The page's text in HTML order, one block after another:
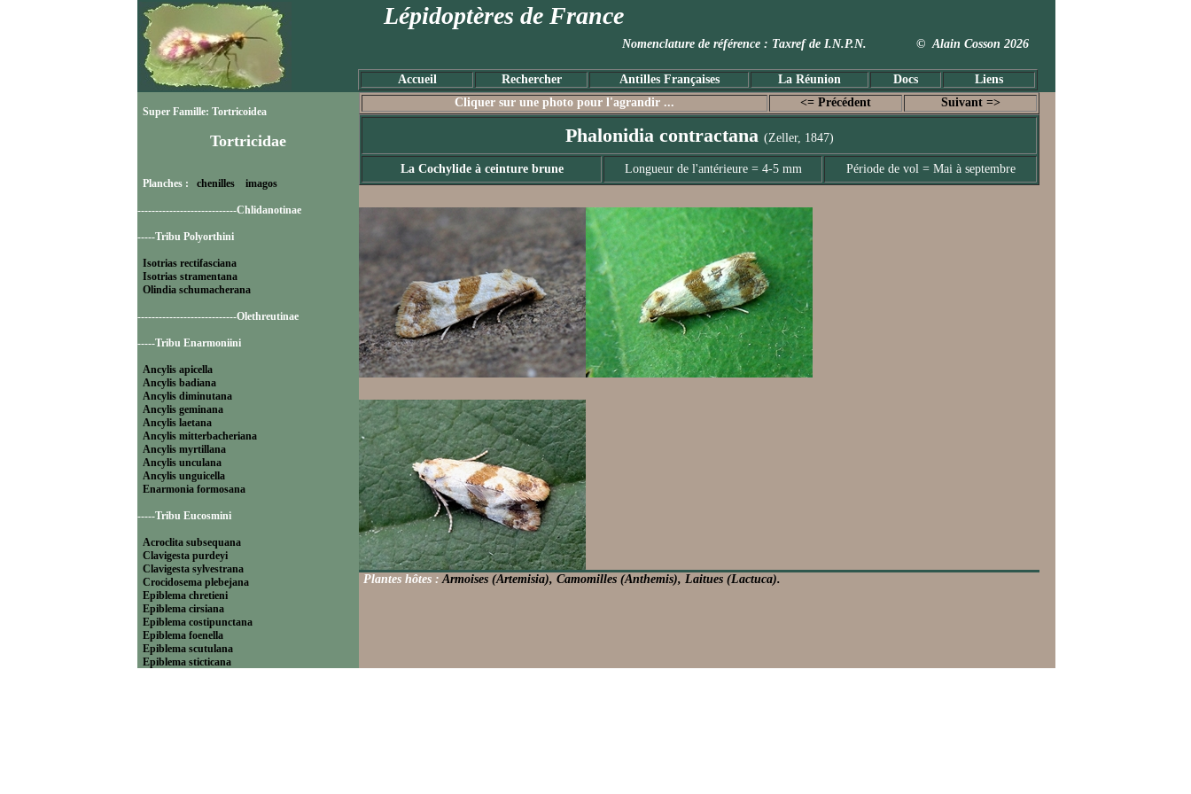
Lépidoptères de France
Nomenclature de référence : Taxref de I.N.P.N. © Alain Cosson 2026
Accueil Rechercher Antilles Françaises La Réunion Docs Liens
Super Famille: Tortricoidea
Tortricidae
Planches : chenilles imagos
----------------------------Chlidanotinae
-----Tribu Polyorthini
Isotrias rectifasciana
Isotrias stramentana
Olindia schumacherana
----------------------------Olethreutinae
-----Tribu Enarmoniini
Ancylis apicella
Ancylis badiana
Ancylis diminutana
Ancylis geminana
Ancylis laetana
Ancylis mitterbacheriana
Ancylis myrtillana
Ancylis unculana
Ancylis unguicella
Enarmonia formosana
-----Tribu Eucosmini
Acroclita subsequana
Clavigesta purdeyi
Clavigesta sylvestrana
Crocidosema plebejana
Epiblema chretieni
Epiblema cirsiana
Epiblema costipunctana
Epiblema foenella
Epiblema scutulana
Epiblema sticticana
Cliquer sur une photo pour l'agrandir ... <= Précédent Suivant =>
Phalonidia contractana (Zeller, 1847)
La Cochylide à ceinture brune Longueur de l'antérieure = 4-5 mm Période de vol = Mai à septembre
Plantes hôtes :Armoises (Artemisia), Camomilles (Anthemis), Laitues (Lactuca).